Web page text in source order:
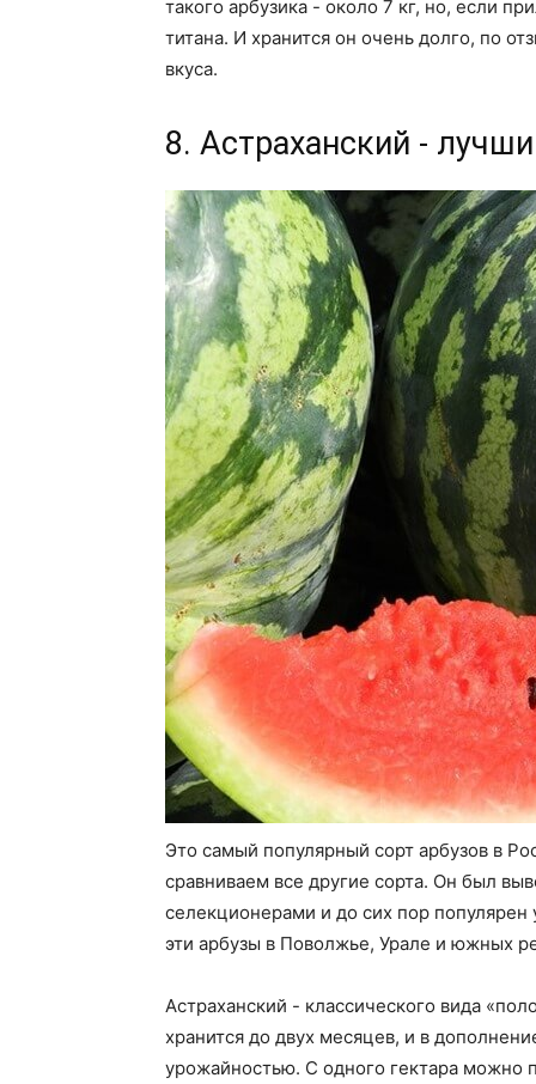
такого арбузика - около 7 кг, но, если
титана. И хранится он очень долго, по
вкуса.
8. Астраханский -
Это самый популярный сорт арбузов в
сравниваем все другие сорта. Он был
селекционерами и до сих пор
эти арбузы в Поволжье, Урале и южных
Астраханский - классического вида
хранится до двух месяцев, и в
урожайностью. С одного гектара можно